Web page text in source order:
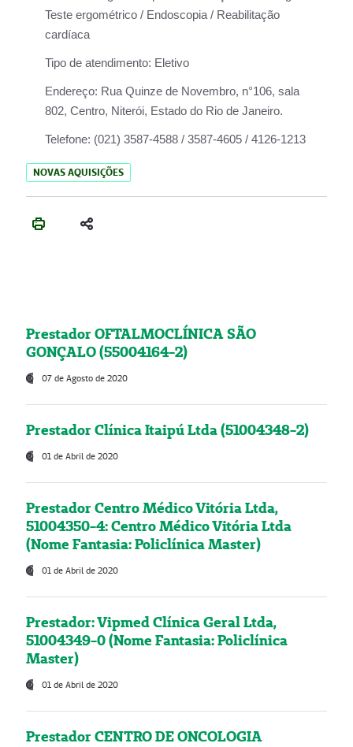
Teste ergométrico / Endoscopia / Reabilitação
cardíaca
Tipo de atendimento: Eletivo
Endereço: Rua Quinze de Novembro, n°106, sala
802, Centro, Niterói, Estado do Rio de Janeiro.
Telefone: (021) 3587-4588 / 3587-4605 / 4126-1213
NOVAS AQUISIÇÕES
Prestador OFTALMOCLÍNICA SÃO
GONÇALO (55004164-2)
07 de Agosto de 2020
Prestador Clínica Itaipú Ltda (51004348-2)
01 de Abril de 2020
Prestador Centro Médico Vitória Ltda,
51004350-4: Centro Médico Vitória Ltda
(Nome Fantasia: Policlínica Master)
01 de Abril de 2020
Prestador: Vipmed Clínica Geral Ltda,
51004349-0 (Nome Fantasia: Policlínica
Master)
01 de Abril de 2020
Prestador CENTRO DE ONCOLOGIA